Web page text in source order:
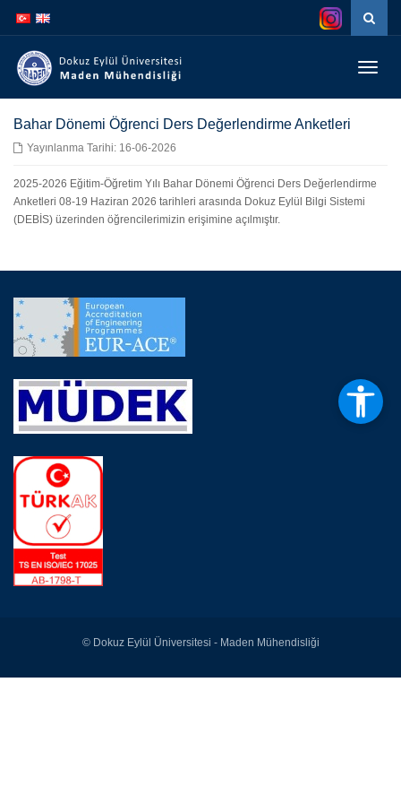
atla
atla
Bahar Dönemi Öğrenci Ders Değerlendirme Anketleri
Yayınlanma Tarihi: 16-06-2026
2025-2026 Eğitim-Öğretim Yılı Bahar Dönemi Öğrenci Ders Değerlendirme
Anketleri 08-19 Haziran 2026 tarihleri arasında Dokuz Eylül Bilgi Sistemi
(DEBİS) üzerinden öğrencilerimizin erişimine açılmıştır.
© Dokuz Eylül Üniversitesi - Maden Mühendisliği